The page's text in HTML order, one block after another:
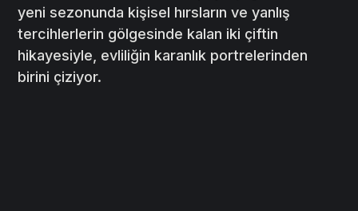
yeni sezonunda kişisel hırsların ve yanlış
tercihlerlerin gölgesinde kalan iki çiftin
hikayesiyle, evliliğin karanlık portrelerinden
birini çiziyor.